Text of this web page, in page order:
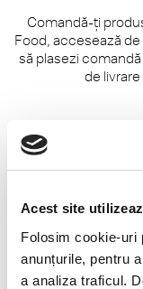
Acest site
Folosim cookie-uri
anunțurile, pentru
a analiza traficul.
Vită
Porc
Peşte
produsele >
Happy Meal®
Comunitate
Impactul
Grant my passion
Restaurante
McCafé®
#cevabundestiut
Comandă-ți
Food, accesează
să plasezi
de